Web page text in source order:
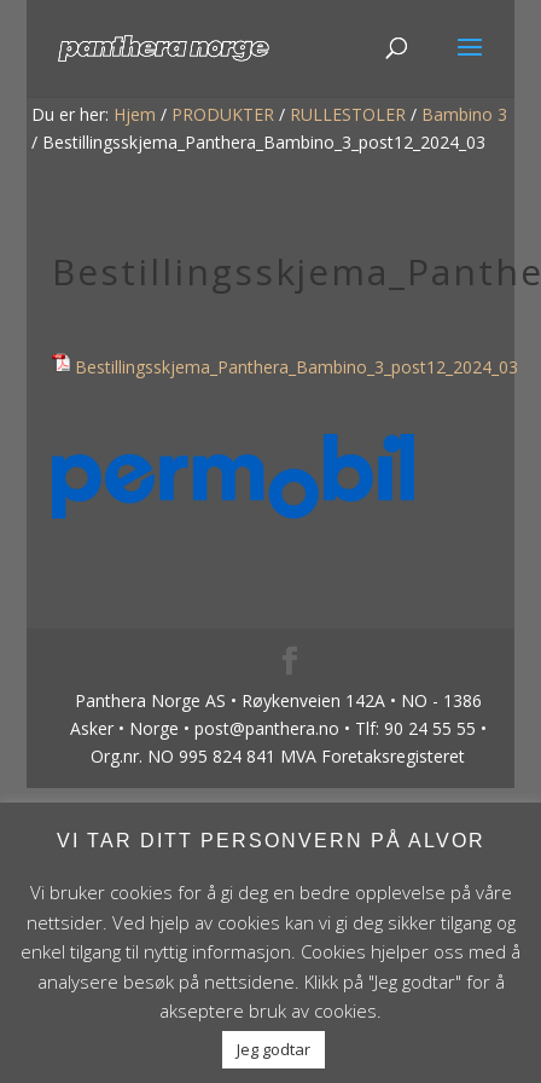
Du er her: Hjem / PRODUKTER / RULLESTOLER / Bambino 3
/ Bestillingsskjema_Panthera_Bambino_3_post12_2024_03
Bestillingsskjema_Panthera_Bambino_3_post12_2024_03
Panthera Norge AS • Røykenveien 142A • NO - 1386
Asker • Norge • post@panthera.no • Tlf: 90 24 55 55 •
Org.nr. NO 995 824 841 MVA Foretaksregisteret
VI TAR DITT PERSONVERN PÅ ALVOR
Vi bruker cookies for å gi deg en bedre opplevelse på våre
nettsider. Ved hjelp av cookies kan vi gi deg sikker tilgang og
enkel tilgang til nyttig informasjon. Cookies hjelper oss med å
analysere besøk på nettsidene. Klikk på "Jeg godtar" for å
akseptere bruk av cookies.
Jeg godtar